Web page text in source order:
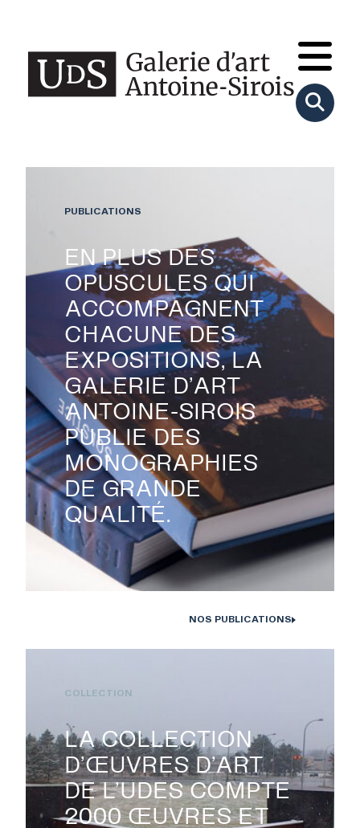

Monographies Solstice de Bertrand Carrière et Isabelle Hayeur.
EN PLUS DES
OPUSCULES QUI
ACCOMPAGNENT
CHACUNE DES
EXPOSITIONS, LA
GALERIE D’ART
ANTOINE-SIROIS
PUBLIE DES
MONOGRAPHIES
DE GRANDE
QUALITÉ.
PUBLICATIONS
NOS PUBLICATIONS
LA COLLECTION
D’ŒUVRES D’ART
DE L’UDES COMPTE
2000 ŒUVRES ET
COLLECTION